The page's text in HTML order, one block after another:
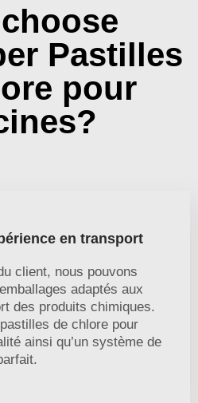
Pastilles
pour
en transport
client, nous pouvons
adaptés aux
des produits chimiques.
de chlore pour
ainsi qu’un système de